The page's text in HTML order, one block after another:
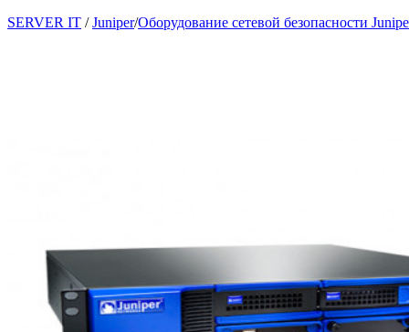
SERVER IT / Juniper/Оборудование сетевой безопасности